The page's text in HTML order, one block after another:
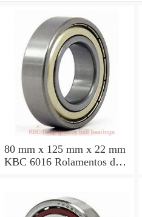
80 mm x 125 mm x 22 mm
KBC 6016 Rolamentos de